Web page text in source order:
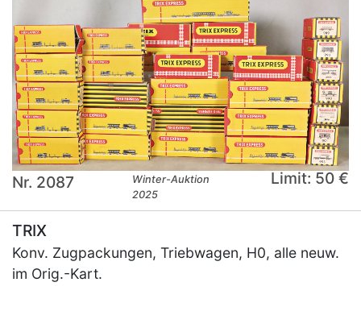
Nr. 2087
Winter-Auktion
2025
Limit: 50 €
TRIX
Konv. Zugpackungen, Triebwagen, H0, alle neuw.
im Orig.-Kart.